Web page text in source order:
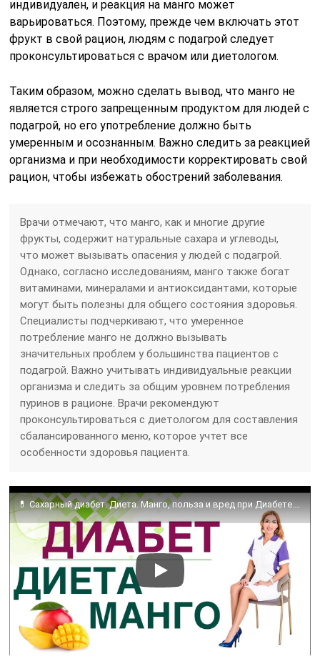
индивидуален, и реакция на манго может
варьироваться. Поэтому, прежде чем включать этот
фрукт в свой рацион, людям с подагрой следует
проконсультироваться с врачом или диетологом.
Таким образом, можно сделать вывод, что манго не
является строго запрещенным продуктом для людей с
подагрой, но его употребление должно быть
умеренным и осознанным. Важно следить за реакцией
организма и при необходимости корректировать свой
рацион, чтобы избежать обострений заболевания.
Врачи отмечают, что манго, как и многие другие
фрукты, содержит натуральные сахара и углеводы,
что может вызывать опасения у людей с подагрой.
Однако, согласно исследованиям, манго также богат
витаминами, минералами и антиоксидантами, которые
могут быть полезны для общего состояния здоровья.
Специалисты подчеркивают, что умеренное
потребление манго не должно вызывать
значительных проблем у большинства пациентов с
подагрой. Важно учитывать индивидуальные реакции
организма и следить за общим уровнем потребления
пуринов в рационе. Врачи рекомендуют
проконсультироваться с диетологом для составления
сбалансированного меню, которое учтет все
особенности здоровья пациента.